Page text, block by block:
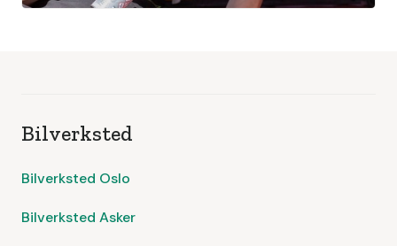
Bilverksted
Bilverksted Oslo
Bilverksted Asker